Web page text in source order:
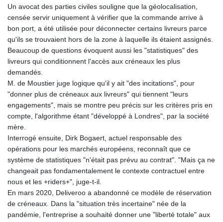
Un avocat des parties civiles souligne que la géolocalisation,
censée servir uniquement à vérifier que la commande arrive à
bon port, a été utilisée pour déconnecter certains livreurs parce
qu'ils se trouvaient hors de la zone à laquelle ils étaient assignés.
Beaucoup de questions évoquent aussi les "statistiques" des
livreurs qui conditionnent l'accès aux créneaux les plus
demandés.
M. de Moustier juge logique qu'il y ait "des incitations", pour
"donner plus de créneaux aux livreurs" qui tiennent "leurs
engagements", mais se montre peu précis sur les critères pris en
compte, l'algorithme étant "développé à Londres", par la société
mère.
Interrogé ensuite, Dirk Bogaert, actuel responsable des
opérations pour les marchés européens, reconnaît que ce
système de statistiques "n'était pas prévu au contrat". "Mais ça ne
changeait pas fondamentalement le contexte contractuel entre
nous et les +riders+", juge-t-il.
En mars 2020, Deliveroo a abandonné ce modèle de réservation
de créneaux. Dans la "situation très incertaine" née de la
pandémie, l'entreprise a souhaité donner une "liberté totale" aux